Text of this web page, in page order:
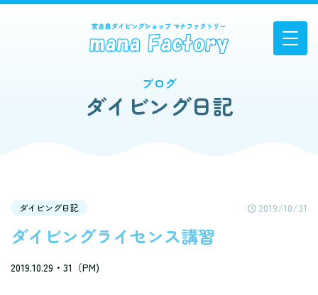
ブログ
ダイビング日記
ダイビング日記 2019/10/31
ダイビングライセンス講習
2019.10.29・31（PM)